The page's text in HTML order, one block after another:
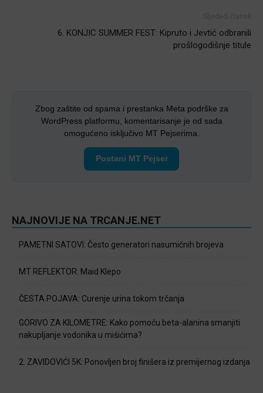
6. KONJIC SUMMER FEST: Kipruto i Jevtić odbranili
prošlogodišnje titule
Zbog zaštite od spama i prestanka Meta podrške za
WordPress platformu, komentarisanje je od sada
omogućeno isključivo MT Pejserima.
Postani MT Pejser
NAJNOVIJE NA TRCANJE.NET
PAMETNI SATOVI: Često generatori nasumičnih brojeva
MT REFLEKTOR: Maid Klepo
ČESTA POJAVA: Curenje urina tokom trčanja
GORIVO ZA KILOMETRE: Kako pomoću beta-alanina smanjiti
nakupljanje vodonika u mišićima?
2. ZAVIDOVIĆI 5K: Ponovljen broj finišera iz premijernog izdanja